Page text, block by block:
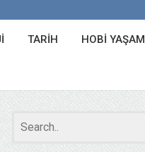
TARIH HOBI YAŞAM